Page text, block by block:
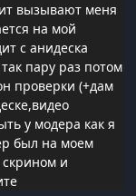
вызывают меня
на мой
с анидеска
пару раз потом
проверки (+дам
у модера как я
был на моем
и